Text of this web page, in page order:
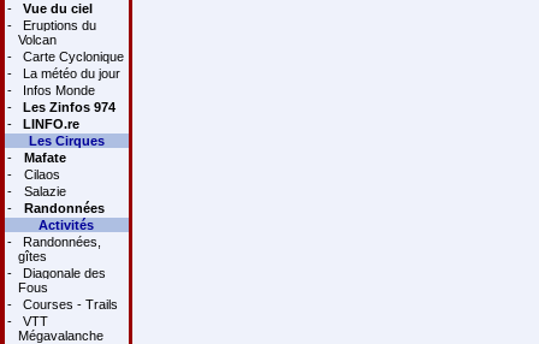
-
Vue du ciel
-
Eruptions du
Volcan
-
Carte Cyclonique
-
La météo du jour
-
Infos Monde
-
Les Zinfos 974
-
LINFO.re
Les Cirques
-
Mafate
-
Cilaos
-
Salazie
-
Randonnées
Activités
-
Randonnées,
gîtes
-
Diagonale des
Fous
-
Courses - Trails
-
VTT
Mégavalanche